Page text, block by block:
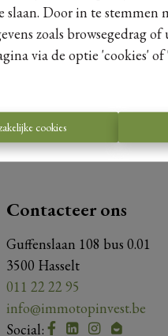
Door in te stemmen
zoals browsegedrag
via de optie 'cookies'
cookies
Contacteer ons
Guffenslaan 108 bus 0.01
3500 Hasselt
011 22 22 95
info@immotopinvest.be
Social: